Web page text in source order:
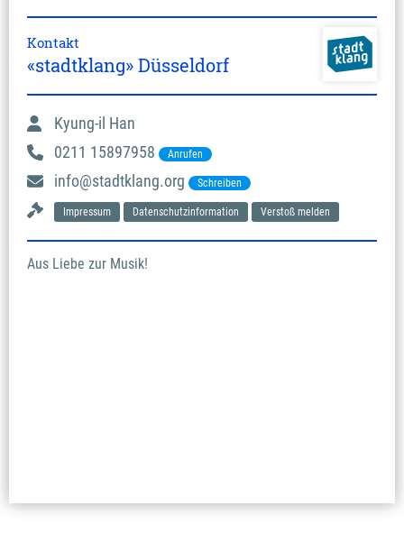
Kontakt
«stadtklang» Düsseldorf
Kyung-il Han
0211 15897958
Anrufen
info@stadtklang.org Schreiben
Impressum Datenschutzinformation Verstoß melden
Aus Liebe zur Musik!